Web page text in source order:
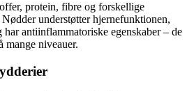
protein, fibre og forskellige
understøtter hjernefunktionen,
har antiinflammatoriske egenskaber – de
mange niveauer.